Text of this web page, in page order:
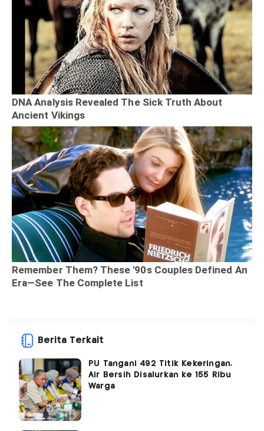
Berita Terkait
PU Tangani 492 Titik Kekeringan,
Air Bersih Disalurkan ke 155 Ribu
Warga